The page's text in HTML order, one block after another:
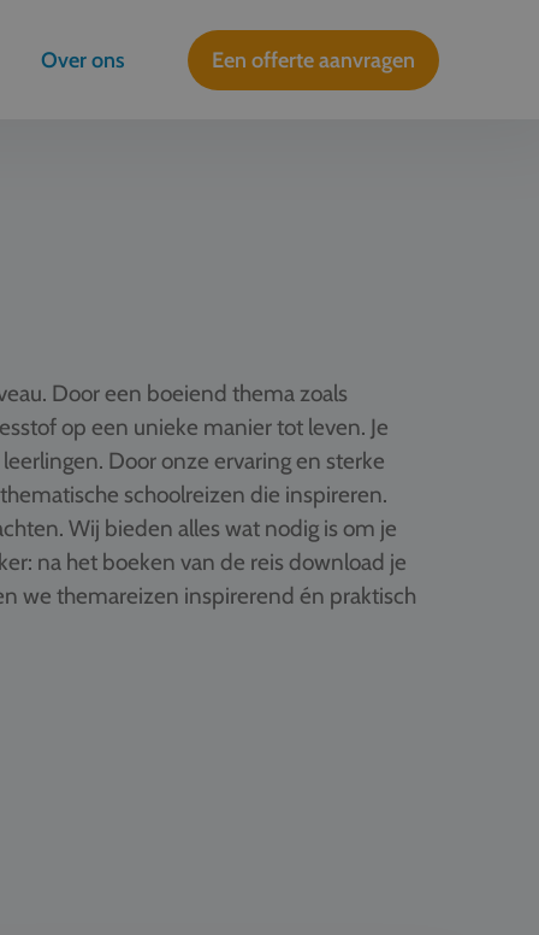
Over ons Een offerte aanvragen
Door een boeiend thema zoals
op een unieke manier tot leven. Je
Door onze ervaring en sterke
schoolreizen die inspireren.
Wij bieden alles wat nodig is om je
na het boeken van de reis download je
we themareizen inspirerend én praktisch